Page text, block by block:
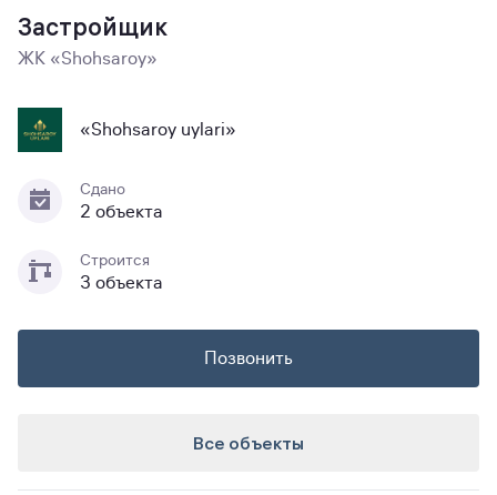
Застройщик
ЖК «Shohsaroy»
«Shohsaroy uylari»
Сдано
2 объекта
Строится
3 объекта
Позвонить
Все объекты